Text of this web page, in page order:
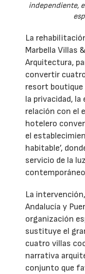
independiente,
La
Marbella Villas
Arquitectura,
convertir
resort boutique
la privacidad,
relación con el
hotelero
el
habitable’,
servicio de la
La
Andalucía y
organización
sustituye el
cuatro villas
narrativa
conjunto que